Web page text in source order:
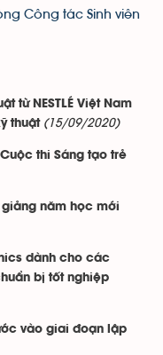
Công tác Sinh viên
từ NESTLÉ Việt Nam
thuật (15/09/2020)
thi Sáng tạo trẻ
năm học mới
dành cho các
bị tốt nghiệp
vào giai đoạn lập